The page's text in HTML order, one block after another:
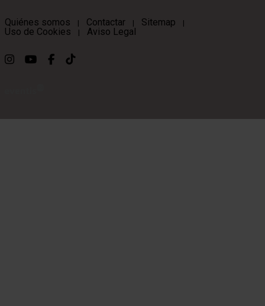
Quiénes somos | Contactar | Sitemap |
Uso de Cookies | Aviso Legal
Link a instagram
Link a youtube
Link a facebook
Link a ticktok